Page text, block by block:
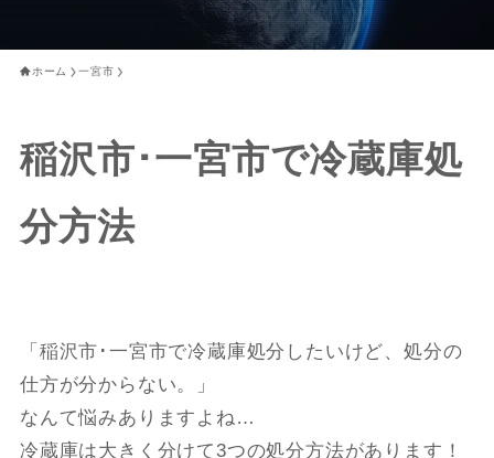
ホーム 一宮市
稲沢市･一宮市で冷蔵庫処
分方法
「稲沢市･一宮市で冷蔵庫処分したいけど、処分の
仕方が分からない。」
なんて悩みありますよね…
冷蔵庫は大きく分けて3つの処分方法があります！